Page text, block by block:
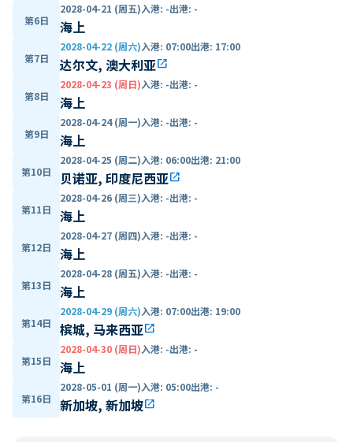
第6日
2028-04-21 (周五)入港: -出港: -
海上
第7日
2028-04-22 (周六)入港: 07:00出港: 17:00
达尔文, 澳大利亚open_in_new
第8日
2028-04-23 (周日)入港: -出港: -
海上
第9日
2028-04-24 (周一)入港: -出港: -
海上
第10日
2028-04-25 (周二)入港: 06:00出港: 21:00
贝诺亚, 印度尼西亚open_in_new
第11日
2028-04-26 (周三)入港: -出港: -
海上
第12日
2028-04-27 (周四)入港: -出港: -
海上
第13日
2028-04-28 (周五)入港: -出港: -
海上
第14日
2028-04-29 (周六)入港: 07:00出港: 19:00
槟城, 马来西亚open_in_new
第15日
2028-04-30 (周日)入港: -出港: -
海上
第16日
2028-05-01 (周一)入港: 05:00出港: -
新加坡, 新加坡open_in_new